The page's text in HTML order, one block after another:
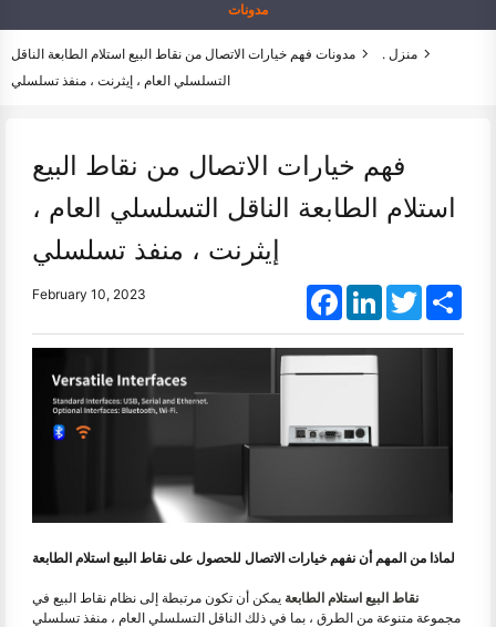
مدونات
منزل . مدونات فهم خيارات الاتصال من نقاط البيع استلام الطابعة الناقل
التسلسلي العام ، إيثرنت ، منفذ تسلسلي
فهم خيارات الاتصال من نقاط البيع
استلام الطابعة الناقل التسلسلي العام ،
إيثرنت ، منفذ تسلسلي
February 10, 2023 FacebookLinkedInTwitter
لماذا من المهم أن نفهم خيارات الاتصال للحصول على نقاط البيع استلام الطابعة
نقاط البيع استلام الطابعة يمكن أن تكون مرتبطة إلى نظام نقاط البيع في
مجموعة متنوعة من الطرق ، بما في ذلك الناقل التسلسلي العام ، منفذ تسلسلي